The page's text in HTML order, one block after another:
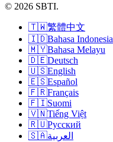
© 2026 SBTI.
🇹🇼繁體中文
🇮🇩Bahasa Indonesia
🇲🇾Bahasa Melayu
🇩🇪Deutsch
🇺🇸English
🇪🇸Español
🇫🇷Français
🇫🇮Suomi
🇻🇳Tiếng Việt
🇷🇺Русский
🇸🇦العربية